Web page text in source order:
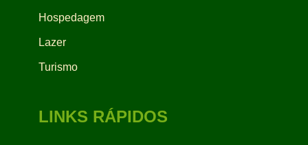
Hospedagem
Lazer
Turismo
LINKS RÁPIDOS